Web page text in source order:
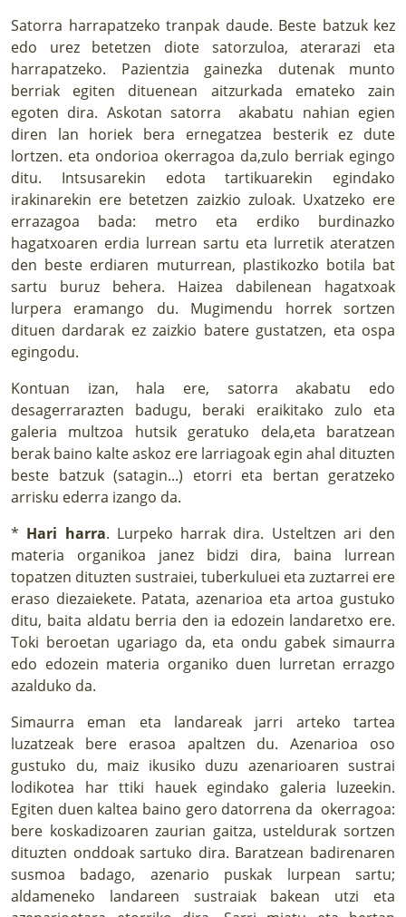
Satorra harrapatzeko tranpak daude. Beste batzuk kez
edo urez betetzen diote satorzuloa, aterarazi eta
harrapatzeko. Pazientzia gainezka dutenak munto
berriak egiten dituenean aitzurkada emateko zain
egoten dira. Askotan satorra akabatu nahian egien
diren lan horiek bera ernegatzea besterik ez dute
lortzen. eta ondorioa okerragoa da,zulo berriak egingo
ditu. Intsusarekin edota tartikuarekin egindako
irakinarekin ere betetzen zaizkio zuloak. Uxatzeko ere
errazagoa bada: metro eta erdiko burdinazko
hagatxoaren erdia lurrean sartu eta lurretik ateratzen
den beste erdiaren muturrean, plastikozko botila bat
sartu buruz behera. Haizea dabilenean hagatxoak
lurpera eramango du. Mugimendu horrek sortzen
dituen dardarak ez zaizkio batere gustatzen, eta ospa
egingodu.
Kontuan izan, hala ere, satorra akabatu edo
desagerrarazten badugu, beraki eraikitako zulo eta
galeria multzoa hutsik geratuko dela,eta baratzean
berak baino kalte askoz ere larriagoak egin ahal dituzten
beste batzuk (satagin...) etorri eta bertan geratzeko
arrisku ederra izango da.
* Hari harra. Lurpeko harrak dira. Usteltzen ari den
materia organikoa janez bidzi dira, baina lurrean
topatzen dituzten sustraiei, tuberkuluei eta zuztarrei ere
eraso diezaiekete. Patata, azenarioa eta artoa gustuko
ditu, baita aldatu berria den ia edozein landaretxo ere.
Toki beroetan ugariago da, eta ondu gabek simaurra
edo edozein materia organiko duen lurretan errazgo
azalduko da.
Simaurra eman eta landareak jarri arteko tartea
luzatzeak bere erasoa apaltzen du. Azenarioa oso
gustuko du, maiz ikusiko duzu azenarioaren sustrai
lodikotea har ttiki hauek egindako galeria luzeekin.
Egiten duen kaltea baino gero datorrena da okerragoa:
bere koskadizoaren zaurian gaitza, usteldurak sortzen
dituzten onddoak sartuko dira. Baratzean badirenaren
susmoa badago, azenario puskak lurpean sartu;
aldameneko landareen sustraiak bakean utzi eta